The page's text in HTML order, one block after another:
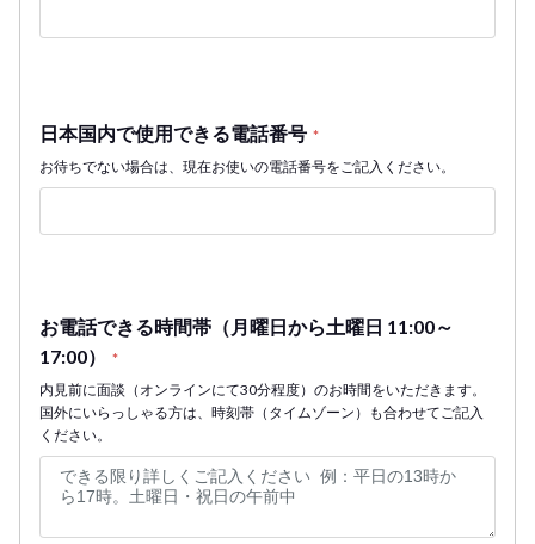
日本国内で使用できる電話番号 *
お待ちでない場合は、現在お使いの電話番号をご記入ください。
お電話できる時間帯（月曜日から土曜日 11:00～
17:00）
*
内見前に面談（オンラインにて30分程度）のお時間をいただきます。
国外にいらっしゃる方は、時刻帯（タイムゾーン）も合わせてご記入
ください。